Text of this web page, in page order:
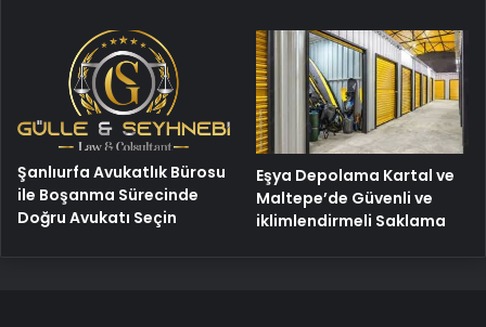
Şanlıurfa Avukatlık Bürosu
ile Boşanma Sürecinde
Doğru Avukatı Seçin
Eşya Depolama Kartal ve
Maltepe’de Güvenli ve
iklimlendirmeli Saklama